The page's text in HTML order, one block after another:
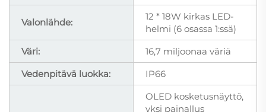
Valonlähde:
12 * 18W kirkas LED-
helmi (6 osassa 1:ssä)
Väri:
16,7 miljoonaa väriä
Vedenpitävä luokka:
IP66
OLED kosketusnäyttö,
yksi painallus